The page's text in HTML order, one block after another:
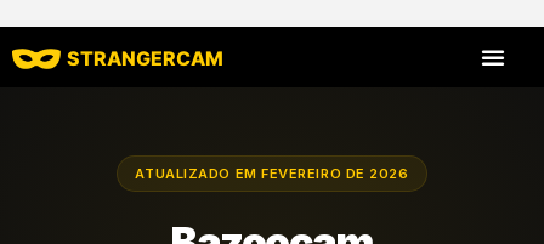
STRANGERCAM
ATUALIZADO EM FEVEREIRO DE 2026